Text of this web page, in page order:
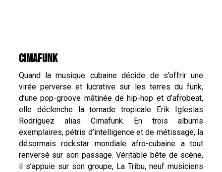
CIMAFUNK
Quand la musique cubaine décide de s’offrir une
virée perverse et lucrative sur les terres du funk,
d’une pop-groove mâtinée de hip-hop et d’afrobeat,
elle déclenche la tornade tropicale Erik Iglesias
Rodríguez alias Cimafunk. En trois albums
exemplaires, pétris d’intelligence et de métissage, la
désormais rockstar mondiale afro-cubaine a tout
renversé sur son passage. Véritable bête de scène,
il s’appuie sur son groupe, La Tribu, neuf musiciens